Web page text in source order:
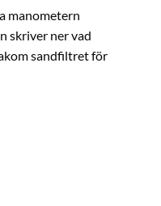
manometern
skriver ner vad
sandfiltret för